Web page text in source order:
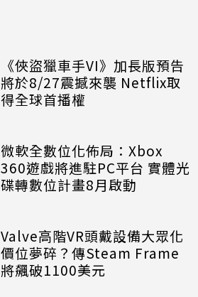
《俠盜獵車手VI》加長版預告
將於8/27震撼來襲 Netflix取
得全球首播權
微軟全數位化佈局：Xbox
360遊戲將進駐PC平台 實體光
碟轉數位計畫8月啟動
Valve高階VR頭戴設備大眾化
價位夢碎？傳Steam Frame
將飆破1100美元